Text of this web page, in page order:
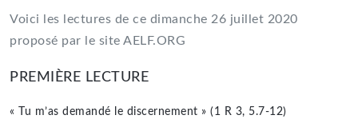
Voici les lectures de ce dimanche 26 juillet 2020
proposé par le site AELF.ORG
PREMIÈRE LECTURE
« Tu m’as demandé le discernement » (1 R 3, 5.7-12)